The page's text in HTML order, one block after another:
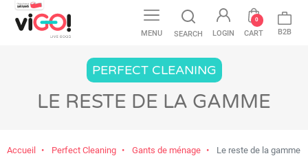
MENU SEARCH LOGIN CART
0
B2B
PERFECT CLEANING
LE RESTE DE LA GAMME
Accueil Perfect Cleaning Gants de ménage Le reste de la gamme